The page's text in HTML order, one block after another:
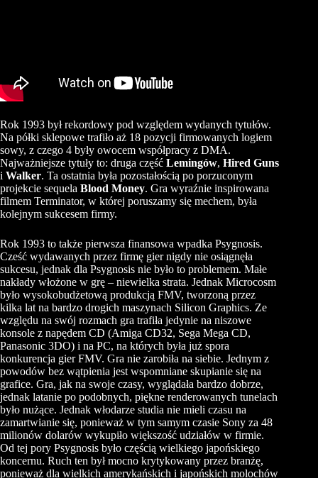
Rok 1993 był rekordowy pod względem wydanych tytułów.
Na półki sklepowe trafiło aż 18 pozycji firmowanych logiem
sowy, z czego 4 były owocem współpracy z DMA.
Najważniejsze tytuły to: druga część Lemingów, Hired Guns
i Walker. Ta ostatnia była pozostałością po porzuconym
projekcie sequela Blood Money. Gra wyraźnie inspirowana
filmem Terminator, w której poruszamy się mechem, była
kolejnym sukcesem firmy.
Rok 1993 to także pierwsza finansowa wpadka Psygnosis.
Cześć wydawanych przez firmę gier nigdy nie osiągnęła
sukcesu, jednak dla Psygnosis nie było to problemem. Małe
nakłady włożone w grę – niewielka strata. Jednak Microcosm
było wysokobudżetową produkcją FMV, tworzoną przez
kilka lat na bardzo drogich maszynach Silicon Graphics. Ze
względu na swój rozmach gra trafiła jedynie na niszowe
konsole z napędem CD (Amiga CD32, Sega Mega CD,
Panasonic 3DO) i na PC, na których była już spora
konkurencja gier FMV. Gra nie zarobiła na siebie. Jednym z
powodów bez wątpienia jest wspomniane skupianie się na
grafice. Gra, jak na swoje czasy, wyglądała bardzo dobrze,
jednak latanie po podobnych, piękne renderowanych tunelach
było nużące. Jednak włodarze studia nie mieli czasu na
zamartwianie się, ponieważ w tym samym czasie Sony za 48
milionów dolarów wykupiło większość udziałów w firmie.
Od tej pory Psygnosis było częścią wielkiego japońskiego
koncernu. Ruch ten był mocno krytykowany przez branżę,
ponieważ dla wielkich amerykańskich i japońskich molochów